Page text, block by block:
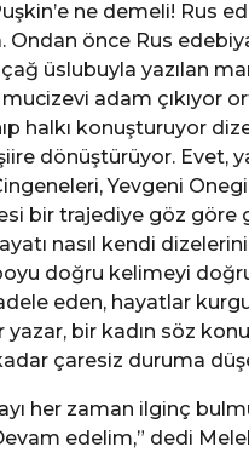
ne demeli! Rus
Ondan önce Rus
üslubuyla yazılan
adam çıkıyor
halkı konuşturuyor
şiire dönüştürüyor. Evet,
Yevgeni
bir trajediye göz göre
nasıl kendi
doğru kelimeyi
eden, hayatlar
yazar, bir kadın söz
çaresiz duruma
her zaman ilginç
edelim,” dedi